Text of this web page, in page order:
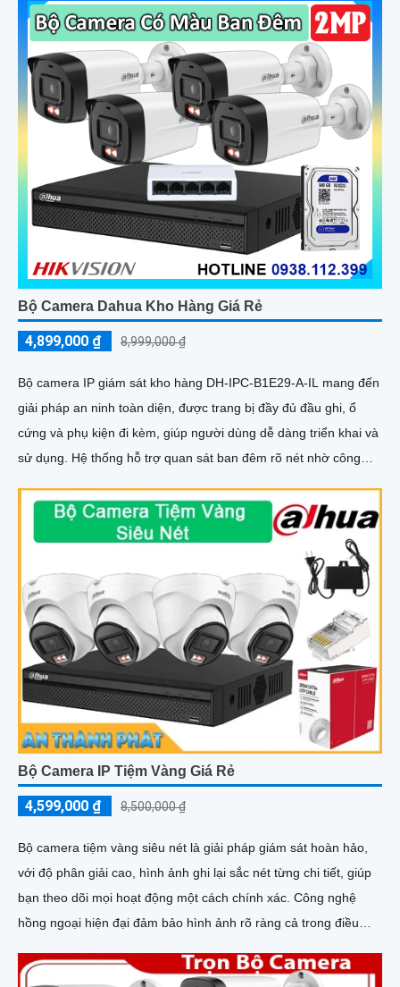
hơn
Bộ Camera Dahua Kho Hàng Giá Rẻ
4,899,000 ₫ 8,999,000 ₫
Bộ camera IP giám sát kho hàng DH-IPC-B1E29-A-IL mang đến
giải pháp an ninh toàn diện, được trang bị đầy đủ đầu ghi, ổ
cứng và phụ kiện đi kèm, giúp người dùng dễ dàng triển khai và
sử dụng. Hệ thống hỗ trợ quan sát ban đêm rõ nét nhờ công
năng phát hiện chuyển động thông minh, giúp đảm bảo an toàn
tuyệt đối cho khu vực kho hàng
Bộ Camera IP Tiệm Vàng Giá Rẻ
4,599,000 ₫ 8,500,000 ₫
Bộ camera tiệm vàng siêu nét là giải pháp giám sát hoàn hảo,
với độ phân giải cao, hình ảnh ghi lại sắc nét từng chi tiết, giúp
bạn theo dõi mọi hoạt động một cách chính xác. Công nghệ
hồng ngoại hiện đại đảm bảo hình ảnh rõ ràng cả trong điều